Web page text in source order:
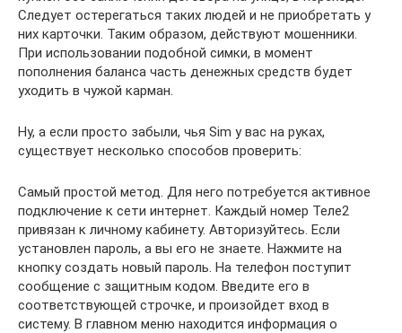
Следует остерегаться таких людей и не приобретать у
них карточки. Таким образом, действуют мошенники.
При использовании подобной симки, в момент
пополнения баланса часть денежных средств будет
уходить в чужой карман.
Ну, а если просто забыли, чья Sim у вас на руках,
существует несколько способов проверить:
Самый простой метод. Для него потребуется активное
подключение к сети интернет. Каждый номер Теле2
привязан к личному кабинету. Авторизуйтесь. Если
установлен пароль, а вы его не знаете. Нажмите на
кнопку создать новый пароль. На телефон поступит
сообщение с защитным кодом. Введите его в
соответствующей строчке, и произойдет вход в
систему. В главном меню находится информация о